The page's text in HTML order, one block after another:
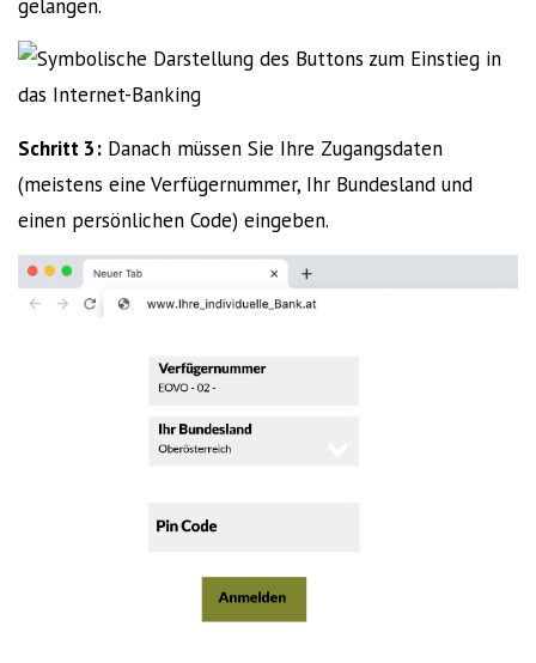
gelangen.
Schritt 3: Danach müssen Sie Ihre Zugangsdaten
(meistens eine Verfügernummer, Ihr Bundesland und
einen persönlichen Code) eingeben.